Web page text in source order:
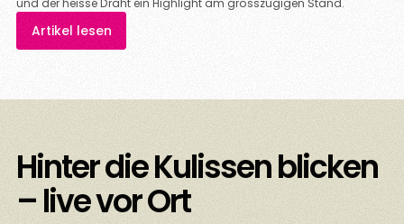
Artikel lesen
Hinter die Kulissen blicken
– live vor Ort